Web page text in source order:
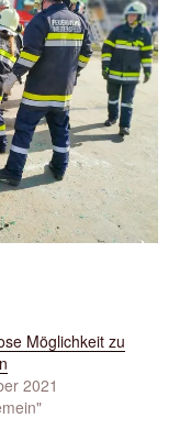
Möglichkeit zu
2021